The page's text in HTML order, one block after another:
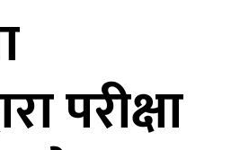
परीक्षा